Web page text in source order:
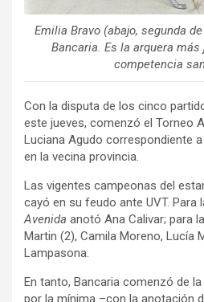
Emilia Bravo (abajo, segunda
Bancaria. Es la arquera
competencia
Con la disputa de los cinco
este jueves, comenzó el Torneo
Luciana Agudo correspondiente
en la vecina provincia.
Las vigentes campeonas del
cayó en su feudo ante UVT. Para
Avenida anotó Ana Calivar; para
Martin (2), Camila Moreno, Lucía
Lampasona.
En tanto, Bancaria comenzó de
por la mínima –con la anotación